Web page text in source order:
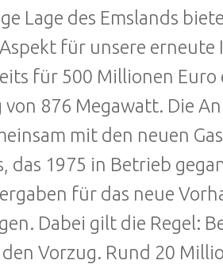
Lage des Emslands
für unsere erneute
für 500 Millionen
876 Megawatt. Die
mit den neuen
das 1975 in Betrieb
für das neue
Dabei gilt die Regel:
Vorzug. Rund 20